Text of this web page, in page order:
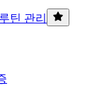
틴 관리